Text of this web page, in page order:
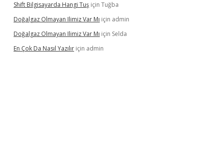
Shift Bilgisayarda Hangi Tuş için Tuğba
Doğalgaz Olmayan Ilimiz Var Mı için admin
Doğalgaz Olmayan Ilimiz Var Mı için Selda
En Çok Da Nasıl Yazılır için admin